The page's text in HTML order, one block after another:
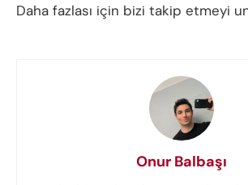
Daha fazlası için bizi takip etmeyi
Onur Balbaşı